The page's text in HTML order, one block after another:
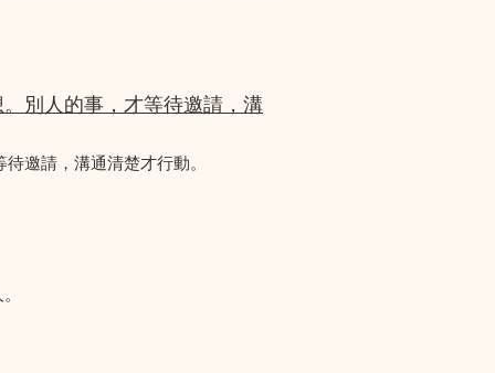
別人的事，才等待邀請，溝
邀請，溝通清楚才行動。